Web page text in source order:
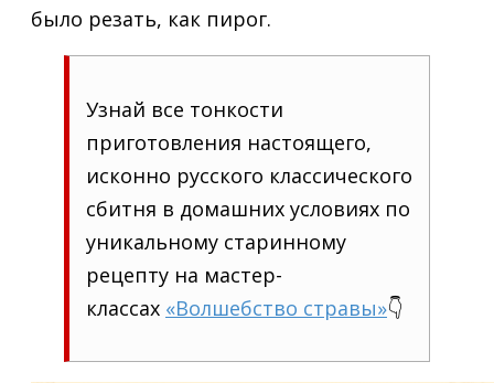
было резать, как пирог.
Узнай все тонкости
приготовления настоящего,
исконно русского классического
сбитня в домашних условиях по
уникальному старинному
рецепту на мастер-
классах «Волшебство стравы»👇